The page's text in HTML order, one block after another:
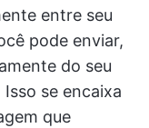
entre seu
pode enviar,
do seu
se encaixa
que